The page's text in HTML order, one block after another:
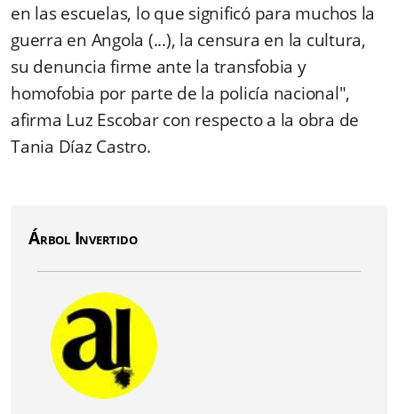
en las escuelas, lo que significó para muchos la
guerra en Angola (...), la censura en la cultura,
su denuncia firme ante la transfobia y
homofobia por parte de la policía nacional",
afirma Luz Escobar con respecto a la obra de
Tania Díaz Castro.
Árbol Invertido